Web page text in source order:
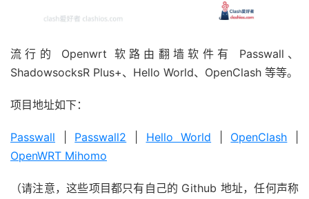
流行的 Openwrt 软路由翻墙软件有 Passwall、
ShadowsocksR Plus+、Hello World、OpenClash 等等。
项目地址如下：
Passwall Passwall2 Hello World OpenClash
OpenWRT Mihomo
（请注意，这些项目都只有自己的 Github 地址，任何声称